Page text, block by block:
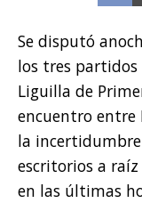
Se disputó
los tres partidos
Liguilla de
encuentro entre
la
escritorios a
en las últimas